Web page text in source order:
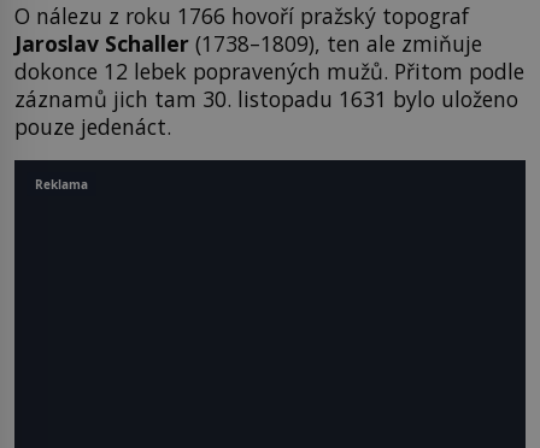
O nálezu z roku 1766 hovoří pražský topograf
Jaroslav Schaller (1738–1809), ten ale zmiňuje
dokonce 12 lebek popravených mužů. Přitom podle
záznamů jich tam 30. listopadu 1631 bylo uloženo
pouze jedenáct.
Reklama